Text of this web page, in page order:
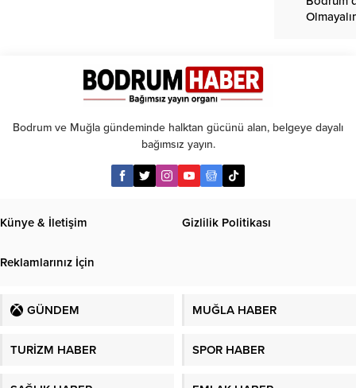
Bodrum ve Muğla gündeminde halktan gücünü alan, belgeye dayalı
bağımsız yayın.
Künye & İletişim Gizlilik Politikası
Reklamlarınız İçin
GÜNDEM MUĞLA HABER
TURİZM HABER SPOR HABER